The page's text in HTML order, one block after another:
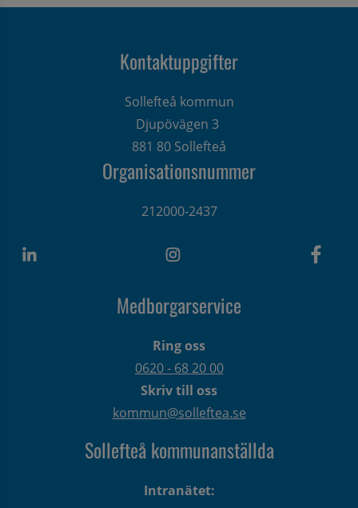
Kontaktuppgifter
Sollefteå kommun
Djupövägen 3
881 80 Sollefteå
Organisationsnummer
212000-2437
Medborgarservice
Ring oss
0620 - 68 20 00
Skriv till oss
kommun@solleftea.se
Sollefteå kommunanställda
Intranätet: